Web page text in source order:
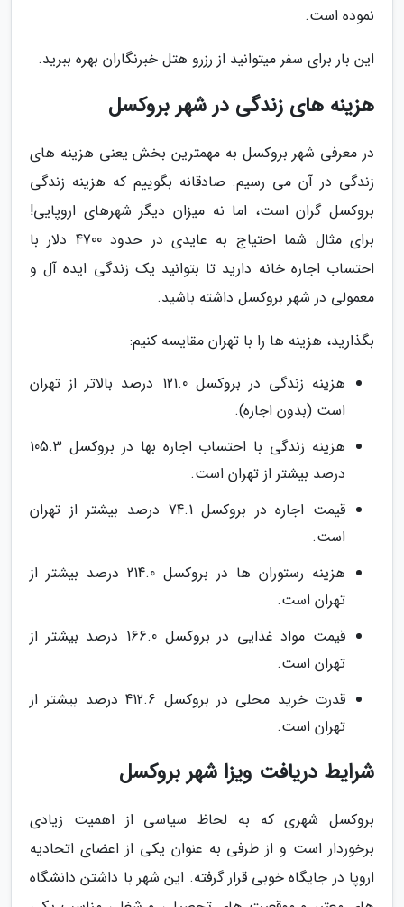
نموده است.
این بار برای سفر میتوانید از رزرو هتل خبرنگاران بهره ببرید.
هزینه های زندگی در شهر بروکسل
در معرفی شهر بروکسل به مهمترین بخش یعنی هزینه های
زندگی در آن می رسیم. صادقانه بگوییم که هزینه زندگی
بروکسل گران است، اما نه میزان دیگر شهرهای اروپایی!
برای مثال شما احتیاج به عایدی در حدود 4700 دلار با
احتساب اجاره خانه دارید تا بتوانید یک زندگی ایده آل و
معمولی در شهر بروکسل داشته باشید.
بگذارید، هزینه ها را با تهران مقایسه کنیم:
هزینه زندگی در بروکسل 121.0 درصد بالاتر از تهران
است (بدون اجاره).
هزینه زندگی با احتساب اجاره بها در بروکسل 105.3
درصد بیشتر از تهران است.
قیمت اجاره در بروکسل 74.1 درصد بیشتر از تهران
است.
هزینه رستوران ها در بروکسل 214.0 درصد بیشتر از
تهران است.
قیمت مواد غذایی در بروکسل 166.0 درصد بیشتر از
تهران است.
قدرت خرید محلی در بروکسل 412.6 درصد بیشتر از
تهران است.
شرایط دریافت ویزا شهر بروکسل
بروکسل شهری که به لحاظ سیاسی از اهمیت زیادی
برخوردار است و از طرفی به عنوان یکی از اعضای اتحادیه
اروپا در جایگاه خوبی قرار گرفته. این شهر با داشتن دانشگاه